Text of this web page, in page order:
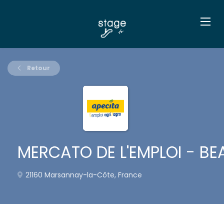
Retour
MERCATO DE L'EMPLOI -
21160 Marsannay-la-Côte, France